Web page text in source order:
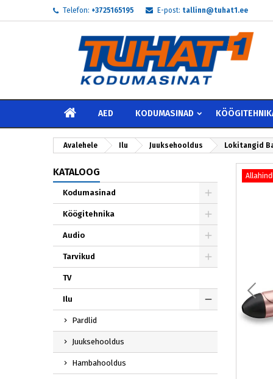
Telefon: +3725165195 E-post: tallinn@tuhat1.ee
AVALEHELE
AED KODUMASINAD
Avalehele Ilu Juuksehooldus Lokitangid
KATALOOG
Kodumasinad
Köögitehnika
Audio
Tarvikud
TV
Ilu
Pardlid
Juuksehooldus
Hambahooldus